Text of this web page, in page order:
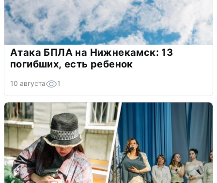
Атака БПЛА на Нижнекамск: 13
погибших, есть ребенок
10 августа 1